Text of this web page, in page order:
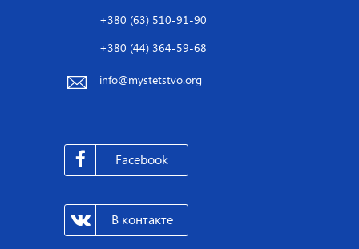
+380 (63) 510-91-90
+380 (44) 364-59-68
info@mystetstvo.org
Facebook
В контакте